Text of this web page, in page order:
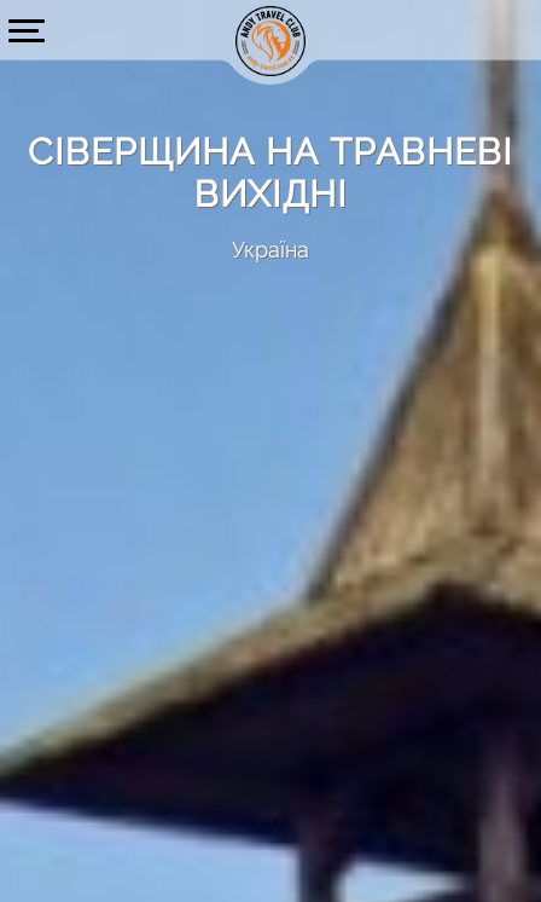
СІВЕРЩИНА НА ТРАВНЕВІ
ВИХІДНІ
Україна